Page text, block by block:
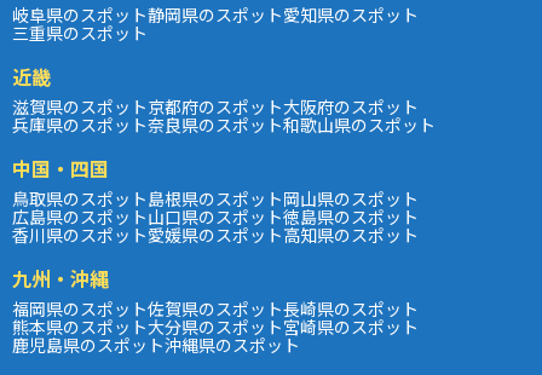
岐阜県のスポット静岡県のスポット愛知県のスポット
三重県のスポット
近畿
滋賀県のスポット京都府のスポット大阪府のスポット
兵庫県のスポット奈良県のスポット和歌山県のスポット
中国・四国
鳥取県のスポット島根県のスポット岡山県のスポット
広島県のスポット山口県のスポット徳島県のスポット
香川県のスポット愛媛県のスポット高知県のスポット
九州・沖縄
福岡県のスポット佐賀県のスポット長崎県のスポット
熊本県のスポット大分県のスポット宮崎県のスポット
鹿児島県のスポット沖縄県のスポット